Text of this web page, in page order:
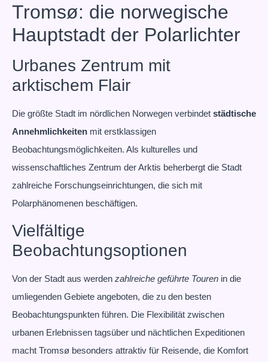
Tromsø: die norwegische
Hauptstadt der Polarlichter
Urbanes Zentrum mit
arktischem Flair
Die größte Stadt im nördlichen Norwegen verbindet städtische
Annehmlichkeiten mit erstklassigen
Beobachtungsmöglichkeiten. Als kulturelles und
wissenschaftliches Zentrum der Arktis beherbergt die Stadt
zahlreiche Forschungseinrichtungen, die sich mit
Polarphänomenen beschäftigen.
Vielfältige
Beobachtungsoptionen
Von der Stadt aus werden zahlreiche geführte Touren in die
umliegenden Gebiete angeboten, die zu den besten
Beobachtungspunkten führen. Die Flexibilität zwischen
urbanen Erlebnissen tagsüber und nächtlichen Expeditionen
macht Tromsø besonders attraktiv für Reisende, die Komfort